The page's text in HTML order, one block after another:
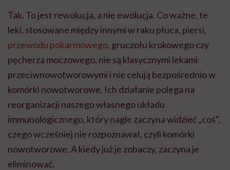
Tak. To jest rewolucja, a nie ewolucja. Co ważne, te
leki, stosowane między innymi w raku płuca, piersi,
przewodu pokarmowego, gruczołu krokowego czy
pęcherza moczowego, nie są klasycznymi lekami
przeciwnowotworowymi i nie celują bezpośrednio w
komórki nowotworowe. Ich działanie polega na
reorganizacji naszego własnego układu
immunologicznego, który nagle zaczyna widzieć „coś”,
czego wcześniej nie rozpoznawał, czyli komórki
nowotworowe. A kiedy już je zobaczy, zaczyna je
eliminować.